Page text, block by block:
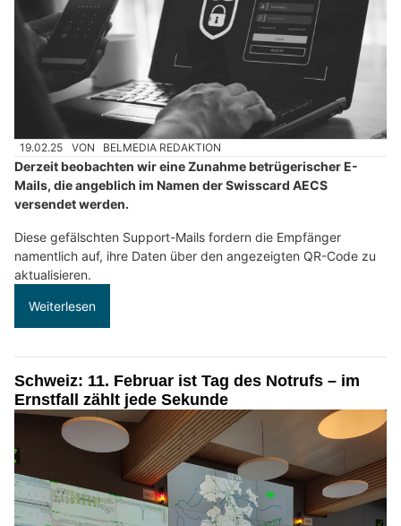
19.02.25 VON BELMEDIA REDAKTION
Derzeit beobachten wir eine Zunahme betrügerischer E-
Mails, die angeblich im Namen der Swisscard AECS
versendet werden.
Diese gefälschten Support-Mails fordern die Empfänger
namentlich auf, ihre Daten über den angezeigten QR-Code zu
aktualisieren.
Weiterlesen
Schweiz: 11. Februar ist Tag des Notrufs – im
Ernstfall zählt jede Sekunde